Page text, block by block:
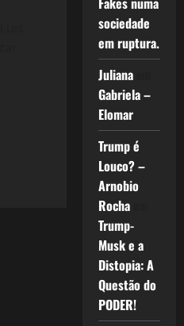
sociedade
em ruptura.
Julianaem
Gabriela –
Elomar
Trump é
Louco? –
Arnobio
Rochaem
Trump-
Musk e a
Distopia: A
Questão do
PODER!